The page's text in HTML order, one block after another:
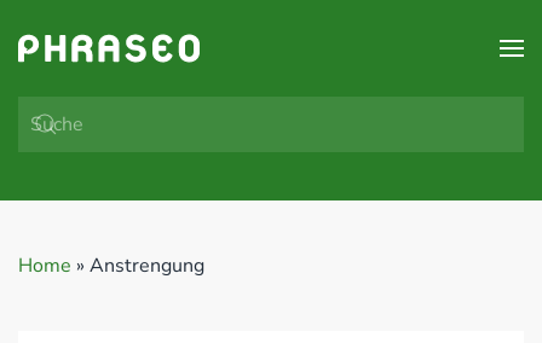
Zum Hauptinhalt springen
Home » Anstrengung